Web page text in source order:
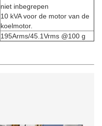
niet inbegrepen
10 kVA voor de motor van de
koelmotor.
195Arms/45.1Vrms @100 g